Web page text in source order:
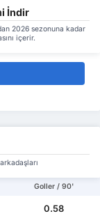
İndir
2026 sezonuna kadar
içerir.
Goller / 90'
0.58